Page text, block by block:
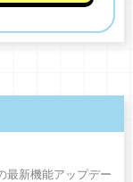
最新機能アップデー